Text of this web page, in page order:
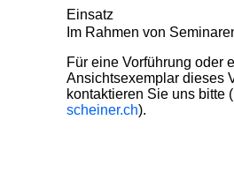
Einsatz
Im Rahmen von
Für eine Vorführung oder
Ansichtsexemplar dieses
kontaktieren Sie uns bitte (
scheiner.ch).